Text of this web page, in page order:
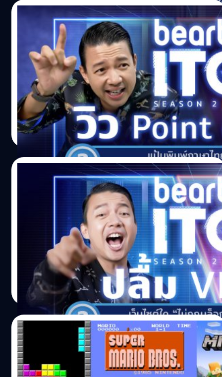
12/12/2021
beartai ITQ season 2 ท้า ‘วิว Point of
View’ ประลองไอคิวด้วยคำถามไอที
วิว ชนัญญา เตชจักรเสมา หรือ 'วิว Point of View' ยูทูบเบอร์ที่
นำเรื่องราวที่น่าสนใจจากทั่วทุกมุมโลกตั้งแต่อดีตจนปัจจุบัน
มาสร้างสรรค์เป็นเรื่องเล่าเข้าปาก ฟังได้ในเวลาไม่กี่นาที โดย
เฉพาะเรื่องวรรณคดีไทยที่เธอก็สนใจเป็นพิเศษ
Noparat Monchaitanapat| 1698 days ago
Read More
beartai ITQ season 2 กลับมาวัดไอคิวด้าน
ไอที ‘ปลื้ม VRZO’ ประเดิมคนแรกแจ็กพอต
1 ในผู้บุกเบิกการทำคอนเทนต์ลงยูทูบ ใครทันยูทูบยุคแรก ๆ
ต้องเคยได้ยินชื่อของ 'VRZO' แน่ ๆ ปัจจุบันมีผู้ติดตามมากถึง
6.8 ล้านคนทางยูทูบ และเขาคนนี้คือ 'ปลื้ม สุรบภ หลีกภัย'
หรือ 'ปลื้ม VRZO'
Noparat Monchaitanapat| 1702 days ago
Read More
22/11/2021
เกมใดที่มียอดขายสูงที่สุด (จากทุก
แพลตฟอร์มรวมกัน)